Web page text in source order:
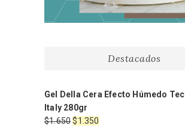
Destacados
Gel Della Cera Efecto Húmedo Tec
Italy 280gr
$1.650El
$1.350